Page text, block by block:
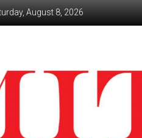
August 8, 2026